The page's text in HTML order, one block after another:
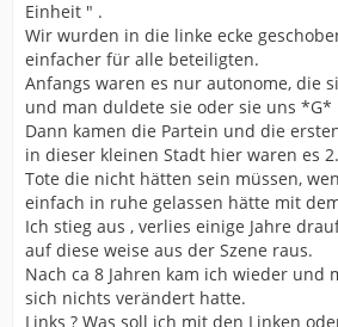
Einheit " .
Wir wurden in die linke ecke
einfacher für alle beteiligten.
Anfangs waren es nur autonome, die
und man duldete sie oder sie uns *G*
Dann kamen die Partein und die
in dieser kleinen Stadt hier waren es 2.
Tote die nicht hätten sein müssen,
einfach in ruhe gelassen hätte mit
Ich stieg aus , verlies einige Jahre
auf diese weise aus der Szene raus.
Nach ca 8 Jahren kam ich wieder und
sich nichts verändert hatte.
Links ? Was soll ich mit den Linken